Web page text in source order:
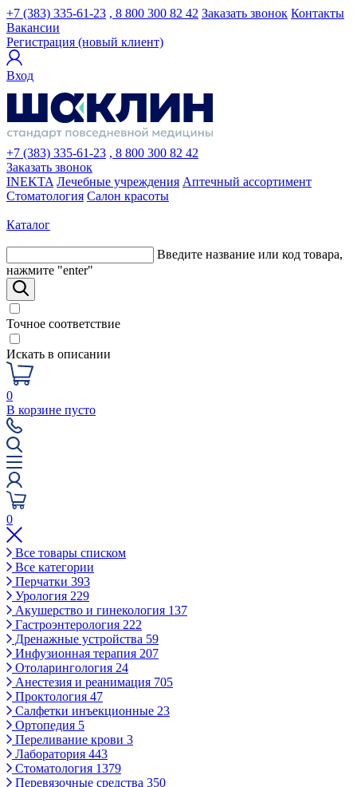
+7 (383) 335-61-23 , 8 800 300 82 42 Заказать звонок Контакты
Вакансии
Регистрация (новый клиент)
Вход
+7 (383) 335-61-23 , 8 800 300 82 42
Заказать звонок
INEKTA Лечебные учреждения Аптечный ассортимент
Стоматология Салон красоты
Каталог
Введите название или код товара,
нажмите "enter"
Точное соответствие
Искать в описании
0
В корзине пусто
0
Все товары списком
Все категории
Перчатки 393
Урология 229
Акушерство и гинекология 137
Гастроэнтерология 222
Дренажные устройства 59
Инфузионная терапия 207
Отоларингология 24
Анестезия и реанимация 705
Проктология 47
Салфетки инъекционные 23
Ортопедия 5
Переливание крови 3
Лаборатория 443
Стоматология 1379
Перевязочные средства 350